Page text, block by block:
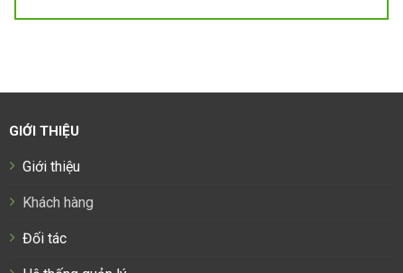
GIỚI THIỆU
Giới thiệu
Khách hàng
Đối tác